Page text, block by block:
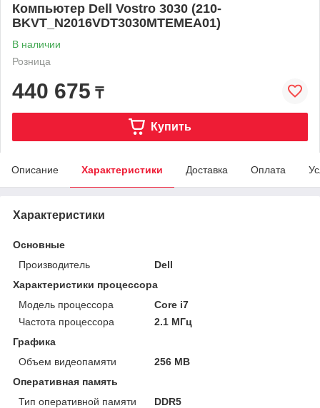
Компьютер Dell Vostro 3030 (210-
BKVT_N2016VDT3030MTEMEA01)
В наличии
Розница
440 675 ₸
Купить
Описание Характеристики Доставка Оплата
Характеристики
Основные
Производитель
Dell
Характеристики процессора
Модель процессора
Core i7
Частота процессора
2.1 МГц
Графика
Объем видеопамяти
256 MB
Оперативная память
Тип оперативной памяти
DDR5